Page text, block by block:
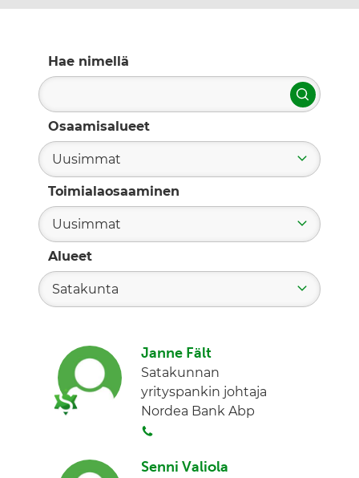
Hae nimellä
Hae
Osaamisalueet
Uusimmat
Toimialaosaaminen
Uusimmat
Alueet
Satakunta
Janne Fält
Satakunnan
yrityspankin johtaja
Nordea Bank Abp
i
Senni Valiola